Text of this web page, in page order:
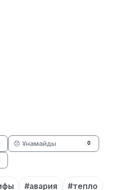
😞 Ұнамайды 0
#авария
#тепло